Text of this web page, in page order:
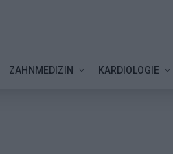
ZAHNMEDIZIN KARDIOLOGIE